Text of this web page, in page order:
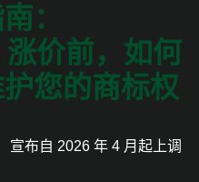
：
价前，如何
您的商标权
宣布自 2026 年 4 月起上调